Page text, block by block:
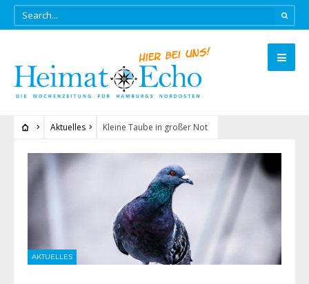
Aktuelles Kleine Taube in großer Not
AKTUELLES